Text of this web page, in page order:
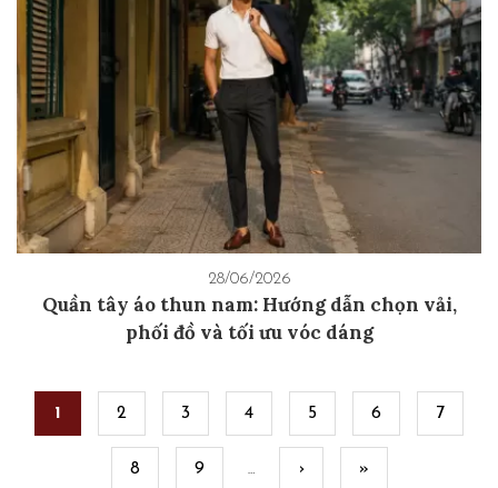
28/06/2026
Quần tây áo thun nam: Hướng dẫn chọn vải,
phối đồ và tối ưu vóc dáng
Pages
1 2 3 4 5 6 7
8 9 … › »